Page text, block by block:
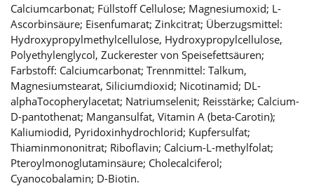
Calciumcarbonat; Füllstoff Cellulose; Magnesiumoxid; L-
Ascorbinsäure; Eisenfumarat; Zinkcitrat; Überzugsmittel:
Hydroxypropylmethylcellulose, Hydroxypropylcellulose,
Polyethylenglycol, Zuckerester von Speisefettsäuren;
Farbstoff: Calciumcarbonat; Trennmittel: Talkum,
Magnesiumstearat, Siliciumdioxid; Nicotinamid; DL-
alphaTocopherylacetat; Natriumselenit; Reisstärke; Calcium-
D-pantothenat; Mangansulfat, Vitamin A (beta-Carotin);
Kaliumiodid, Pyridoxinhydrochlorid; Kupfersulfat;
Thiaminmononitrat; Riboflavin; Calcium-L-methylfolat;
Pteroylmonoglutaminsäure; Cholecalciferol;
Cyanocobalamin; D-Biotin.